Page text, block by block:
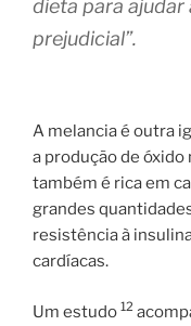
dieta para
prejudicial”.
A melancia é outra
a produção de
também é rica em
grandes
resistência à
cardíacas.
Um estudo 12